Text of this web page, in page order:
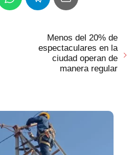
Menos del 20% de
espectaculares en la
ciudad operan de
manera regular